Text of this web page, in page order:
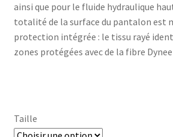
ainsi que pour le fluide hydraulique
totalité de la surface du pantalon est
protection intégrée : le tissu rayé
zones protégées avec de la fibre
Taille